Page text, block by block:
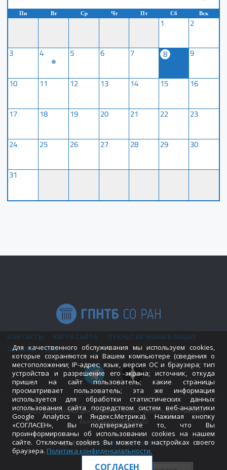
Пн Вт Ср Чт Пт Сб Вск
1 2
3 4 5 6 7 8 9
10 11 12 13 14 15 16
17 18 19 20 21 22 23
24 25 26 27 28 29 30
31
КОНТАКТЫ КАРТА САЙТА
ОТКРЫТАЯ НАУКА В ЛИЦАХ
ОТЗЫВЫ
FAQ
©2022 Библиотека для открытой науки. Фото предоставлено
Екатериной Шевченко
POWERED BYSEPTERA&WORDPRESS.
Для качественного обслуживания мы используем cookies,
которые сохраняются на Вашем компьютере (сведения о
местоположении; IP-адрес; язык, версия ОС и браузера; тип
устройства и разрешение его экрана; источник, откуда
пришел на сайт пользователь; какие страницы
просматривает пользователь; эта же информация
используется для обработки статистических данных
использования сайта посредством систем веб-аналитики
Google Analytics и Яндекс.Метрика). Нажимая кнопку
«СОГЛАСЕН», Вы подтверждаете то, что Вы
проинформированы об использовании cookies на нашем
сайте. Отключить cookies Вы можете в настройках своего
браузера. Политика конфиденциальности.
СОГЛАСЕН